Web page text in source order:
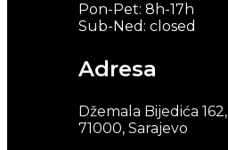
Pon-Pet: 8h-17h
Sub-Ned: closed
Adresa
Džemala Bijedića 162,
71000, Sarajevo